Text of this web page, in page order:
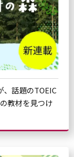
、話題のTOEIC
教材を見つけ